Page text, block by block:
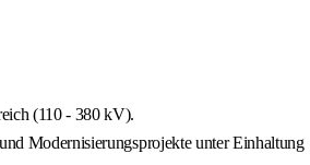
(110 - 380 kV).
Modernisierungsprojekte unter Einhaltung